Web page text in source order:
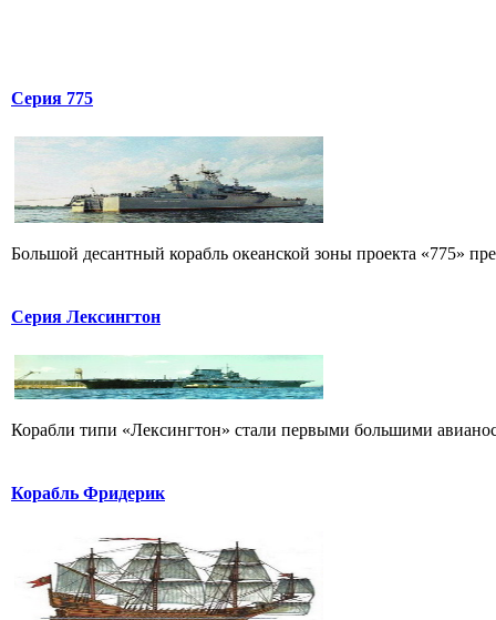
Серия 775
Большой десантный корабль океанской зоны проекта «775»
Серия Лексингтон
Корабли типи «Лексингтон» стали первыми большими
Корабль Фридерик